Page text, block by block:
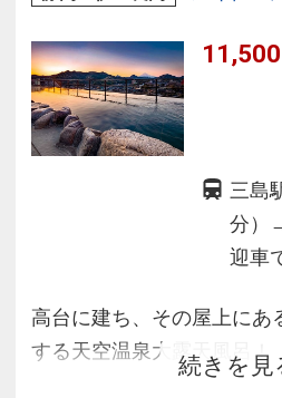
三島
分）
迎車
高台に建ち、その屋上にあ
する天空温泉大露天風呂！
大きなお風呂に浸かり、一
続きを見